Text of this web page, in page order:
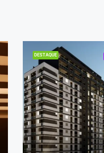
DESTAQUE